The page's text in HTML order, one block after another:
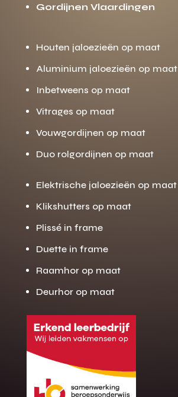
Gratis offerte
op maat?
Gordijnen Vlaardingen
Houten jaloezieën op maat
Aluminium jaloezieën op maat
Inbetweens op maat
Vitrages op maat
Vouwgordijnen op maat
Duo rolgordijnen op maat
Elektrische jaloezieën op maat
Klikshutters op maat
Plissé in frame
Duette in frame
Raamhor op maat
Deurhor op maat